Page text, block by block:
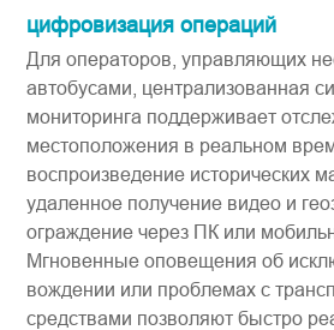
цифровизация операций
Для операторов, управляющих
автобусами, централизованная
мониторинга​​ поддерживает
местоположения в реальном
воспроизведение исторических
удаленное получение видео и
ограждение через ПК или
Мгновенные оповещения об
вождении или проблемах с
средствами позволяют быстро